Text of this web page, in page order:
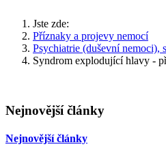
Jste zde:
Příznaky a projevy nemocí
Psychiatrie (duševní nemoci),
Syndrom explodující hlavy -
Nejnovější články
Nejnovější články